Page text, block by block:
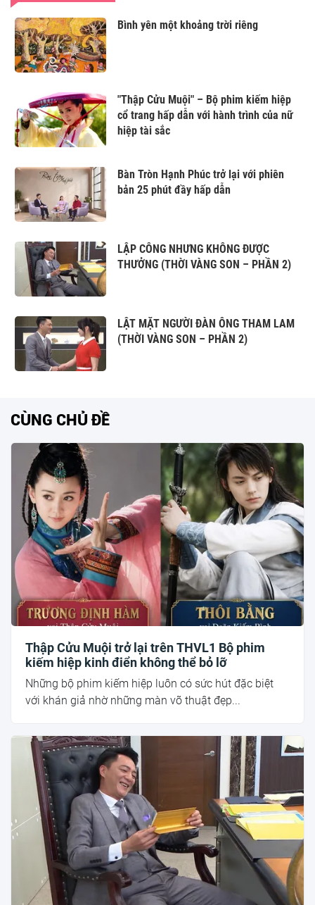
Bình yên một khoảng trời riêng
"Thập Cửu Muội" – Bộ phim kiếm hiệp
cổ trang hấp dẫn với hành trình của nữ
hiệp tài sắc
Bàn Tròn Hạnh Phúc trở lại với phiên
bản 25 phút đầy hấp dẫn
LẬP CÔNG NHƯNG KHÔNG ĐƯỢC
THƯỞNG (THỜI VÀNG SON – PHẦN 2)
LẬT MẶT NGƯỜI ĐÀN ÔNG THAM LAM
(THỜI VÀNG SON – PHẦN 2)
CÙNG CHỦ ĐỀ
Thập Cửu Muội trở lại trên THVL1 Bộ phim
kiếm hiệp kinh điển không thể bỏ lỡ
Những bộ phim kiếm hiệp luôn có sức hút đặc biệt
với khán giả nhờ những màn võ thuật đẹp...